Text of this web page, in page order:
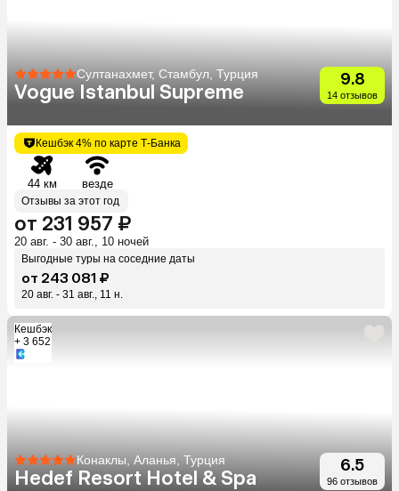
Султанахмет, Стамбул, Турция
Vogue Istanbul Supreme
9.8
14 отзывов
Кешбэк 4% по карте Т-Банка
44 км везде
Отзывы за этот год
от 231 957 ₽
20 авг. - 30 авг., 10 ночей
Выгодные туры на соседние даты
от 243 081 ₽
20 авг. - 31 авг., 11 н.
Кешбэк
+ 3 652
Конаклы, Аланья, Турция
Hedef Resort Hotel & Spa
6.5
96 отзывов